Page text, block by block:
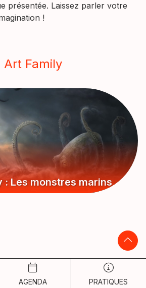
présentée. Laissez parler votre
!
Art Family
: Les monstres marins
AGENDA PRATIQUES